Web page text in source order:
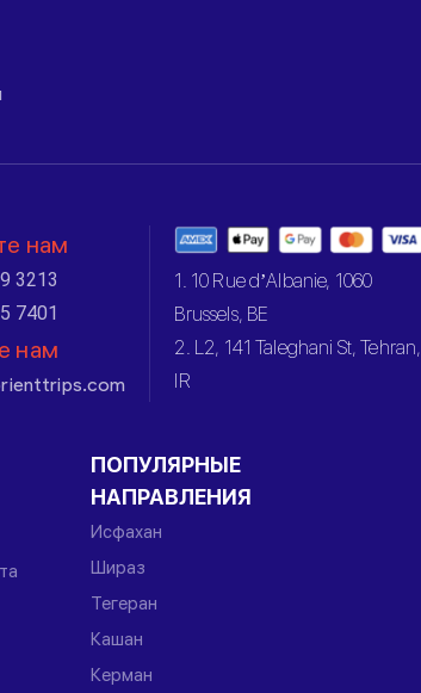
нам
3213
7401
нам
1. 10 Rue d’Albanie, 1060
Brussels, BE
2. L2, 141 Taleghani St, Tehran,
IR
ПОПУЛЯРНЫЕ
НАПРАВЛЕНИЯ
Исфахан
Шираз
Тегеран
Кашан
Керман